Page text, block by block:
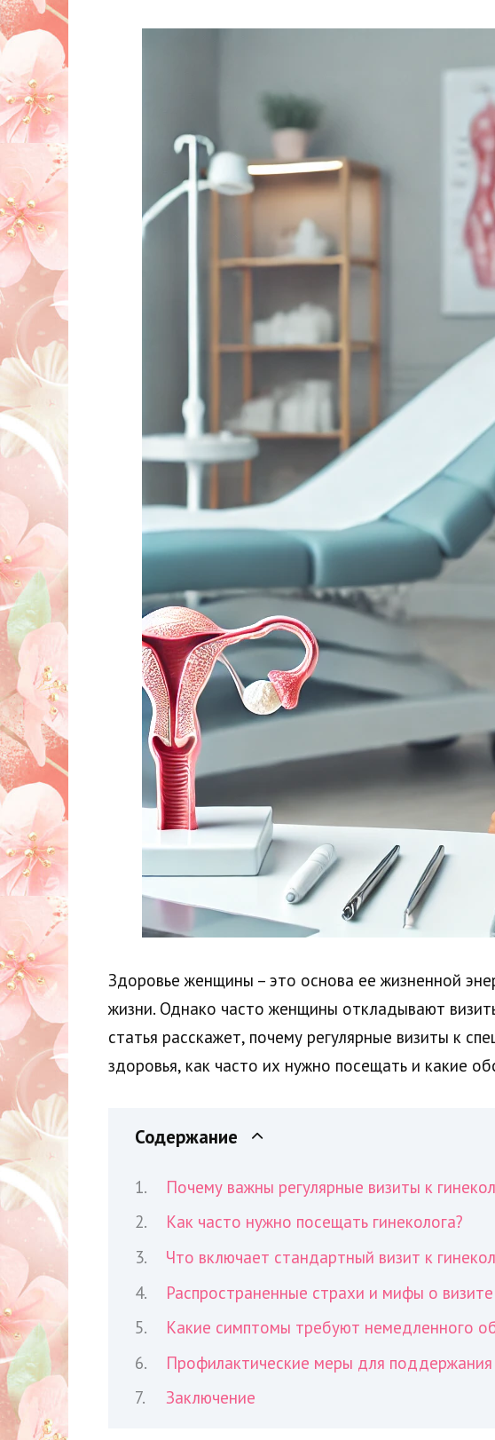
Здоровье женщины – это основа ее жизненной
жизни. Однако часто женщины откладывают
статья расскажет, почему регулярные визиты к
здоровья, как часто их нужно посещать и какие
Содержание
Почему важны регулярные визиты к
Как часто нужно посещать гинеколога?
Что включает стандартный визит к
Распространенные страхи и мифы о визите
Какие симптомы требуют немедленного
Профилактические меры для поддержания
Заключение